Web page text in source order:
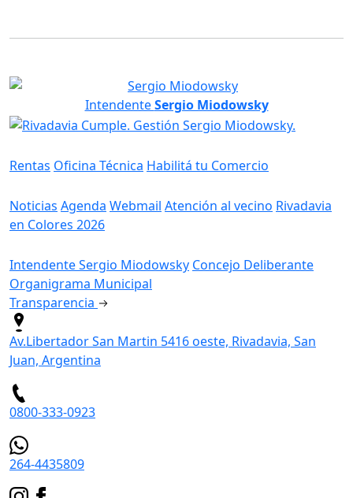
IntendenteSergio Miodowsky
Rentas Oficina Técnica Habilitá tu Comercio
Noticias Agenda Webmail Atención al vecino Rivadavia
en Colores 2026
Intendente Sergio Miodowsky Concejo Deliberante
Organigrama Municipal
Transparencia
Av.Libertador San Martin 5416 oeste, Rivadavia, San
Juan, Argentina
0800-333-0923
264-4435809